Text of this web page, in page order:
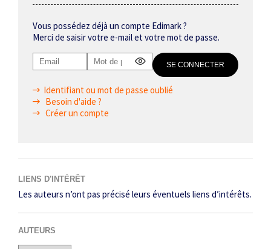
Vous possédez déjà un compte Edimark ?
Merci de saisir votre e-mail et votre mot de passe.
Identifiant ou mot de passe oublié
Besoin d'aide ?
Créer un compte
LIENS D'INTÉRÊT
Les auteurs n’ont pas précisé leurs éventuels liens d’intérêts.
AUTEURS